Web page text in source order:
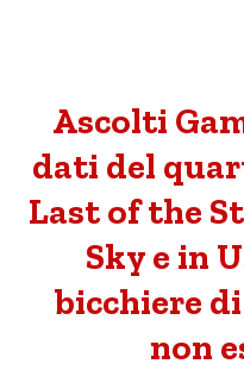
Ascolti
dati del
Last of the
Sky e in
bicchiere
non